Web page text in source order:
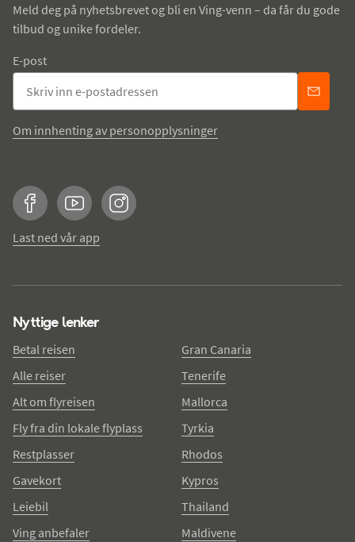
Meld deg på nyhetsbrevet og bli en Ving-venn – da får du gode
tilbud og unike fordeler.
E-post
Om innhenting av personopplysninger
FacebookYouTubeInstagram
Last ned vår app
Nyttige lenker
Betal reisen
Alle reiser
Alt om flyreisen
Fly fra din lokale flyplass
Restplasser
Gavekort
Leiebil
Ving anbefaler
Gran Canaria
Tenerife
Mallorca
Tyrkia
Rhodos
Kypros
Thailand
Maldivene